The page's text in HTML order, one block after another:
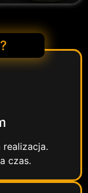
czas.